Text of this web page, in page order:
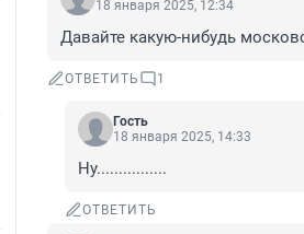
18 января 2025, 12:34
Давайте какую-нибудь
ОТВЕТИТЬ 1
Гость
18 января 2025, 14:33
Ну................
ОТВЕТИТЬ